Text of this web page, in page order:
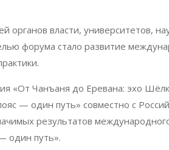
власти, университетов,
форума стало развитие
«От Чанъаня до Еревана: эхо
— один путь» совместно с
результатов
один путь».